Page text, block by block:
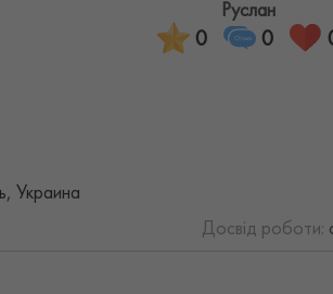
Руслан
0 0
Украина
Досвід роботи: